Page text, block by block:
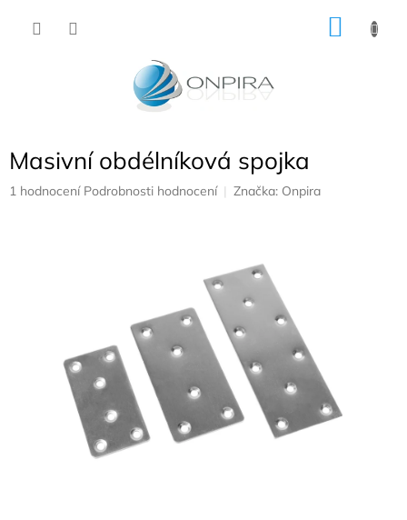
Masivní obdélníková spojka
Průměrné
1 hodnocení Podrobnosti hodnocení Značka: Onpira